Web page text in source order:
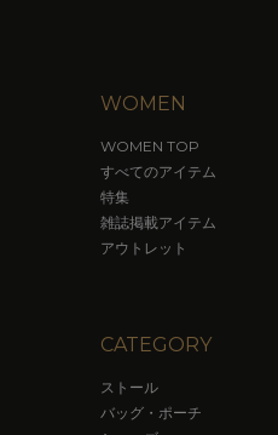
WOMEN
WOMEN TOP
すべてのアイテム
特集
雑誌掲載アイテム
アウトレット
CATEGORY
ストール
バッグ・ポーチ